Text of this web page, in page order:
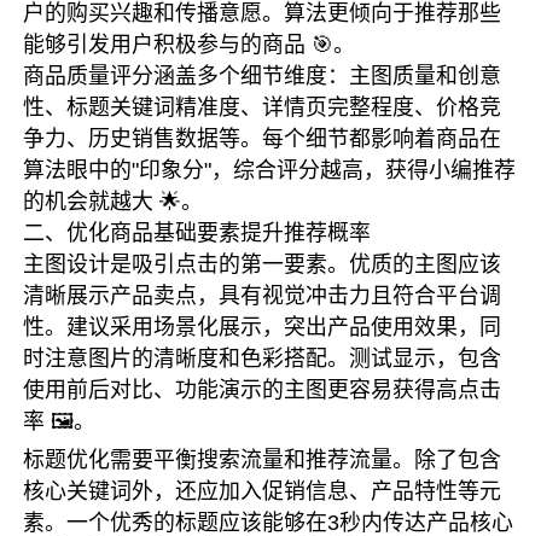
户的购买兴趣和传播意愿。算法更倾向于推荐那些
能够引发用户积极参与的商品 🎯。
商品质量评分涵盖多个细节维度：主图质量和创意
性、标题关键词精准度、详情页完整程度、价格竞
争力、历史销售数据等。每个细节都影响着商品在
算法眼中的"印象分"，综合评分越高，获得小编推荐
的机会就越大 🌟。
二、优化商品基础要素提升推荐概率
主图设计是吸引点击的第一要素。优质的主图应该
清晰展示产品卖点，具有视觉冲击力且符合平台调
性。建议采用场景化展示，突出产品使用效果，同
时注意图片的清晰度和色彩搭配。测试显示，包含
使用前后对比、功能演示的主图更容易获得高点击
率 🖼️。
标题优化需要平衡搜索流量和推荐流量。除了包含
核心关键词外，还应加入促销信息、产品特性等元
素。一个优秀的标题应该能够在3秒内传达产品核心